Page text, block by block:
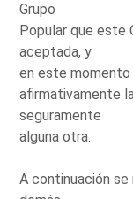
Grupo
Popular que este
aceptada, y
en este
afirmativamente
seguramente
alguna otra.
A continuación